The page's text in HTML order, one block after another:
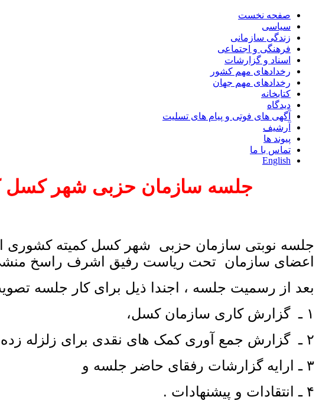
صفحه نخست
سیاسی
زندگی سازمانی
فرهنگی و اجتماعی
اسناد و گزارشات
رخدادهای مهم کشور
رخدادهای مهم جهان
کتابخانه
دیدگاه
آگهی های فوتی و پیام های تسلیت
آرشیف
پیوند ها
تماس با ما
English
جلسه سازمان حزبی شهر کسل
اعضای سازمان تحت ریاست رفیق اشرف راسخ
بعد از رسمیت جلسه ، اجندا ذیل برای کار جلسه
۱ ـ گزارش کاری سازمان کسل،
۲ ـ گزارش جمع آوری کمک های نقدی برای زلزله زده گان،
۳ ـ ارایه گزارشات رفقای حاضر جلسه و
۴ ـ انتقادات و پیشنهادات .